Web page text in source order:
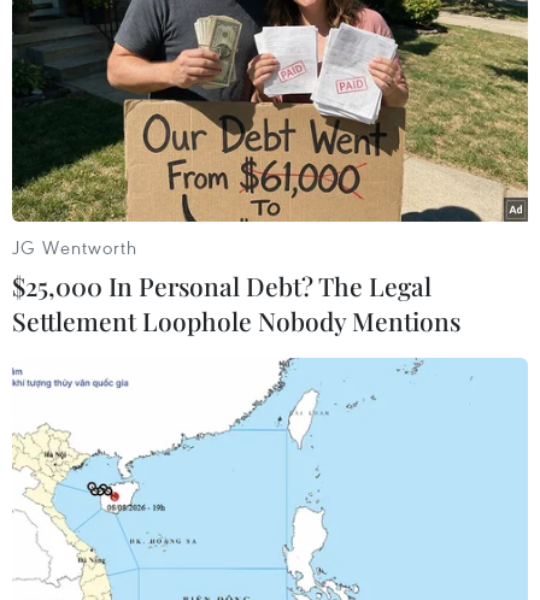
TIN LIÊN QUAN
JG Wentworth
$25,000 In Personal Debt? The Legal
Settlement Loophole Nobody Mentions